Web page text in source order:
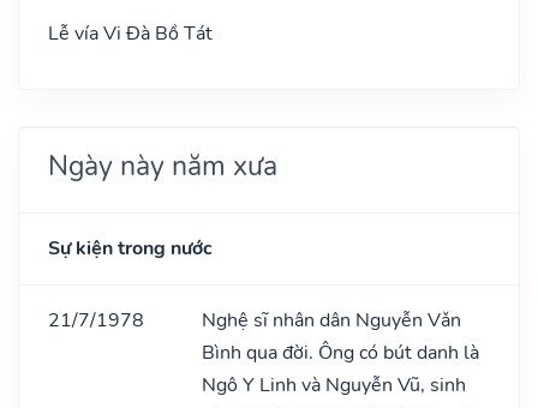
Lễ vía Vi Đà Bồ Tát
Ngày này năm xưa
Sự kiện trong nước
21/7/1978
Nghệ sĩ nhân dân Nguyễn Vǎn
Bình qua đời. Ông có bút danh là
Ngô Y Linh và Nguyễn Vũ, sinh